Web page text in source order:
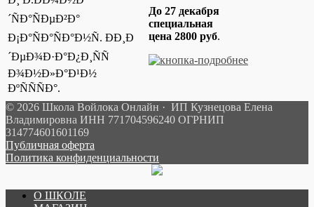
До 27 декабря
специальная
цена 2800 руб.
© 2026 Школа Войлока Онлайн · ИП Кузнецова Елена
Владимировна ИНН 771704596240 ОГРНИП
314774601601169
Публичная оферта
Политика конфиденциальности
О ШКОЛЕ